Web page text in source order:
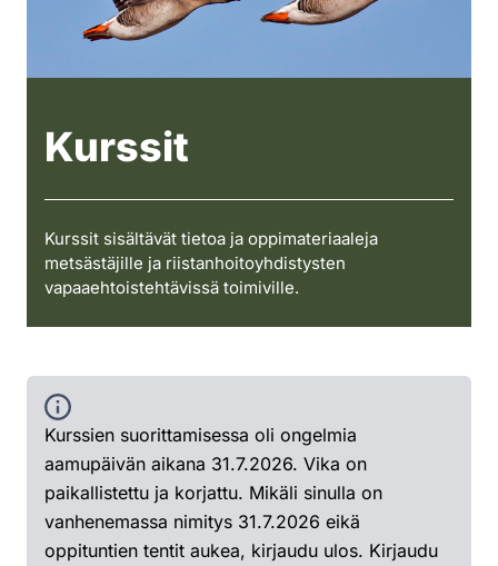
Kurssit
Kurssit sisältävät tietoa ja oppimateriaaleja
metsästäjille ja riistanhoitoyhdistysten
vapaaehtoistehtävissä toimiville.
Kurssien suorittamisessa oli ongelmia
aamupäivän aikana 31.7.2026. Vika on
paikallistettu ja korjattu. Mikäli sinulla on
vanhenemassa nimitys 31.7.2026 eikä
oppituntien tentit aukea, kirjaudu ulos. Kirjaudu